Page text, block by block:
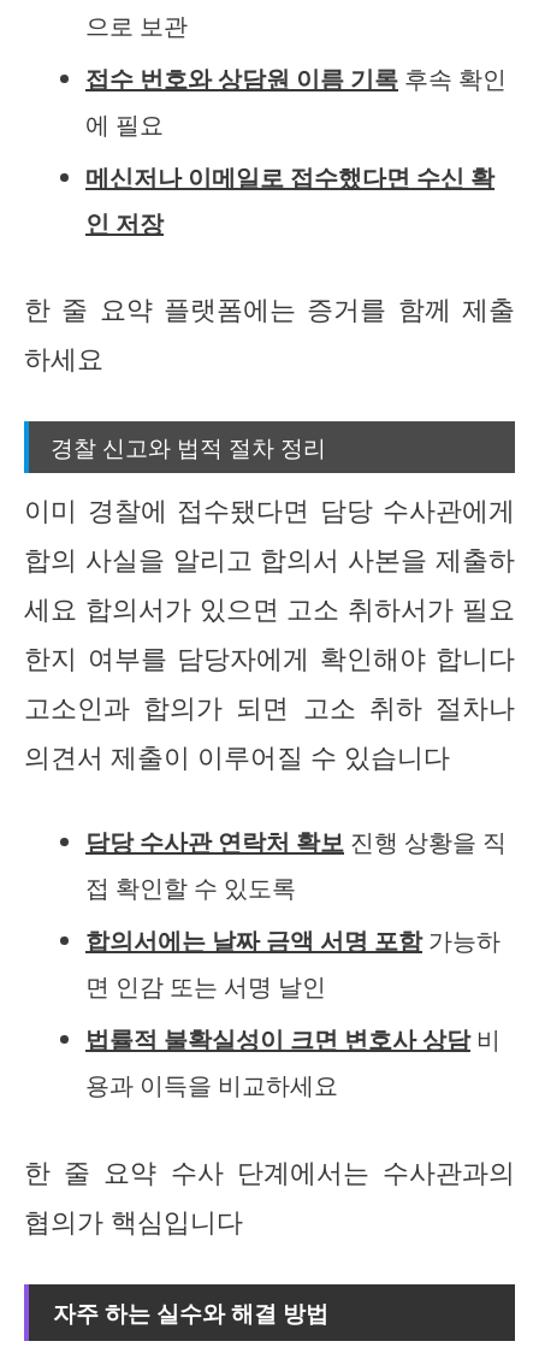
으로 보관
접수 번호와 상담원 이름 기록 후속 확인
에 필요
메신저나 이메일로 접수했다면 수신 확
인 저장
한 줄 요약 플랫폼에는 증거를 함께 제출
하세요
경찰 신고와 법적 절차 정리
이미 경찰에 접수됐다면 담당 수사관에게
합의 사실을 알리고 합의서 사본을 제출하
세요 합의서가 있으면 고소 취하서가 필요
한지 여부를 담당자에게 확인해야 합니다
고소인과 합의가 되면 고소 취하 절차나
의견서 제출이 이루어질 수 있습니다
담당 수사관 연락처 확보 진행 상황을 직
접 확인할 수 있도록
합의서에는 날짜 금액 서명 포함가능하
면 인감 또는 서명 날인
법률적 불확실성이 크면 변호사 상담비
용과 이득을 비교하세요
한 줄 요약 수사 단계에서는 수사관과의
협의가 핵심입니다
자주 하는 실수와 해결 방법